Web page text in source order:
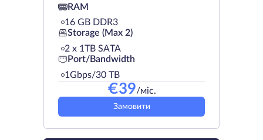
RAM
16 GB DDR3
Storage (Max 2)
2 х 1TB SATA
Port/Bandwidth
1Gbps/30 TB
€39/міс.
Замовити